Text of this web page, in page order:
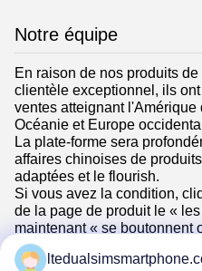
Notre équipe
En raison de nos produits
clientèle exceptionnel, ils
ventes atteignant
Océanie et Europe
La plate-forme sera
affaires chinoises de
adaptées et le flourish.
Si vous avez la condition,
de la page de produit le «
maintenant « se boutonnent
ventes des fournisseurs